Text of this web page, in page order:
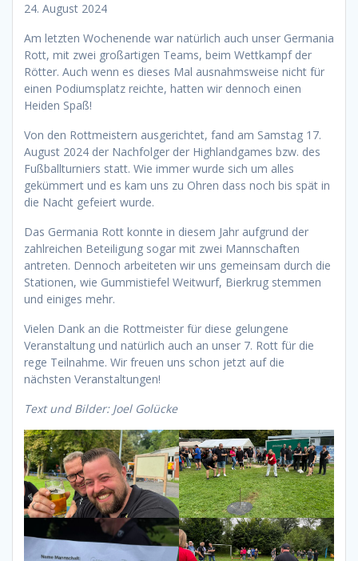
24. August 2024
Am letzten Wochenende war natürlich auch unser Germania
Rott, mit zwei großartigen Teams, beim Wettkampf der
Rötter. Auch wenn es dieses Mal ausnahmsweise nicht für
einen Podiumsplatz reichte, hatten wir dennoch einen
Heiden Spaß!
Von den Rottmeistern ausgerichtet, fand am Samstag 17.
August 2024 der Nachfolger der Highlandgames bzw. des
Fußballturniers statt. Wie immer wurde sich um alles
gekümmert und es kam uns zu Ohren dass noch bis spät in
die Nacht gefeiert wurde.
Das Germania Rott konnte in diesem Jahr aufgrund der
zahlreichen Beteiligung sogar mit zwei Mannschaften
antreten. Dennoch arbeiteten wir uns gemeinsam durch die
Stationen, wie Gummistiefel Weitwurf, Bierkrug stemmen
und einiges mehr.
Vielen Dank an die Rottmeister für diese gelungene
Veranstaltung und natürlich auch an unser 7. Rott für die
rege Teilnahme. Wir freuen uns schon jetzt auf die
nächsten Veranstaltungen!
Text und Bilder: Joel Golücke